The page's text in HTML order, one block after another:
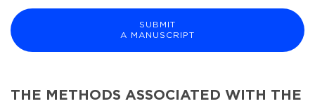
SUBMIT
A MANUSCRIPT
THE METHODS ASSOCIATED WITH THE